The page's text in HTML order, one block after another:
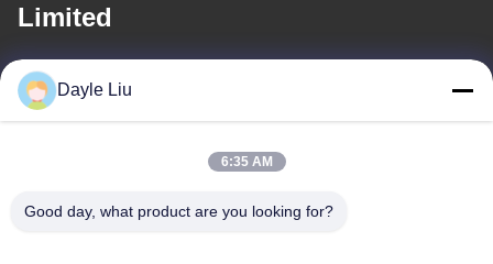
Limited
이메일
power06@szzhpower.com
우리 주소
Dayle Liu
6:35 AM
Good day, what product are you looking for?